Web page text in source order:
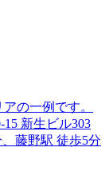
の一例です。
15 新生ビル303
藤野駅 徒歩5分